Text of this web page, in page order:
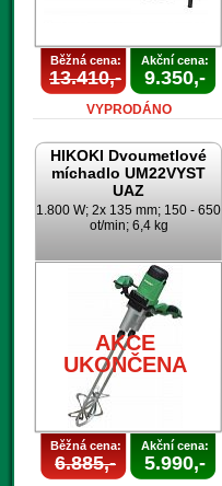
Běžná cena:
13.410,-
Akční cena:
9.350,-
VYPRODÁNO
HIKOKI Dvoumetlové
míchadlo UM22VYST
UAZ
1.800 W; 2x 135 mm; 150 - 650
ot/min; 6,4 kg
AKCE
UKONČENA
Běžná cena:
6.885,-
Akční cena:
5.990,-